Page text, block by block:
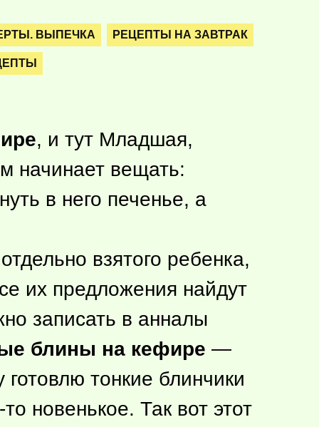
ВЫПЕЧКА РЕЦЕПТЫ НА ЗАВТРАК
, и тут Младшая,
начинает вещать:
в него печенье, а
взятого ребенка,
их предложения найдут
записать в анналы
блины на кефире —
тонкие блинчики
то новенькое. Так вот этот